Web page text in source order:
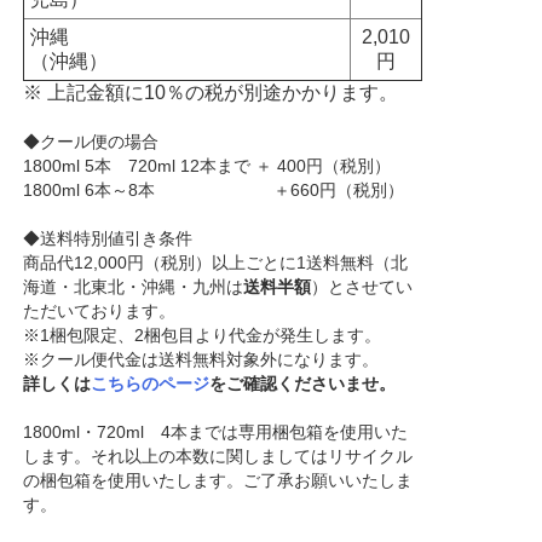
沖縄
（沖縄）
2,010
円
※ 上記金額に10％の税が別途かかります。
◆クール便の場合
1800ml 5本 720ml 12本まで ＋ 400円（税別）
1800ml 6本～8本 ＋660円（税別）
◆送料特別値引き条件
商品代12,000円（税別）以上ごとに1送料無料（北
海道・北東北・沖縄・九州は送料半額）とさせてい
ただいております。
※1梱包限定、2梱包目より代金が発生します。
※クール便代金は送料無料対象外になります。
詳しくはこちらのページをご確認くださいませ。
1800ml・720ml 4本までは専用梱包箱を使用いた
します。それ以上の本数に関しましてはリサイクル
の梱包箱を使用いたします。ご了承お願いいたしま
す。